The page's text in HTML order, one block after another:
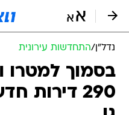
נדל״ן/התחדשות עירונית
בסמוך למטרו
290 דירות